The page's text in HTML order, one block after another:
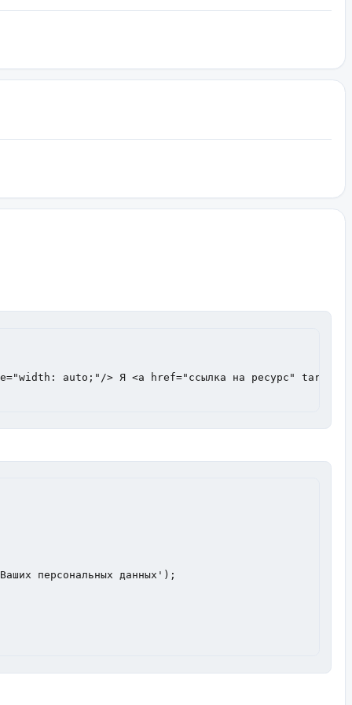
auto;"/> Я <a href="ссылка на ресурс"
персональных данных');